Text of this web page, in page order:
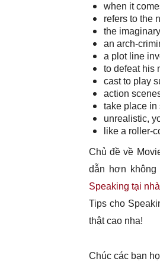
when it
refers to the
the
an arch-
a plot line
to defeat his
cast to play
action
take place
unrealistic,
like a roller-
Chủ đề về
dẫn hơn
Speaking tại nhà
Tips cho
thật cao nha!
Chúc các bạn